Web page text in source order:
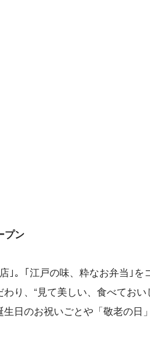
プン
｣。｢江戸の味、粋なお弁当｣を
り、“見て美しい、食べておい
日のお祝いごとや「敬老の日